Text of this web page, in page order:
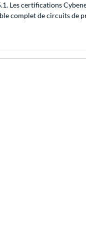
Les certifications
complet de circuits de